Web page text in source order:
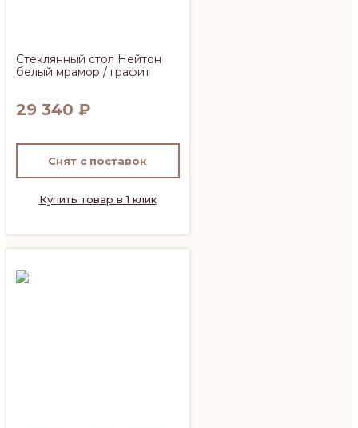
Стеклянный стол Нейтон
белый мрамор / графит
29 340 ₽
Снят с поставок
Купить товар в 1 клик